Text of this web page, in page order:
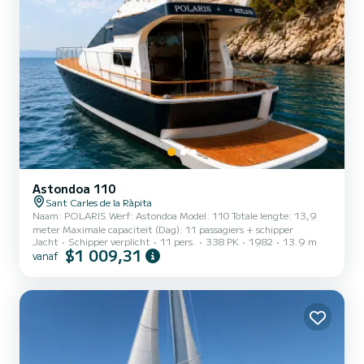
Astondoa 110
Sant Carles de la Ràpita
Naam: POLARIS Werf: Astondoa Model: 110 Totale lengte: 13,9
meter Maximale capaciteit (Dag): 11 passagiers + schipper
Jacht
Schipper verplicht 11 pers. 338 PK 1982 13.9 m
vanaf $1 009,31